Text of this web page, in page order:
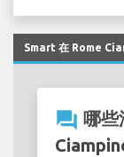
Smart 在 Rome
question_answer 哪些